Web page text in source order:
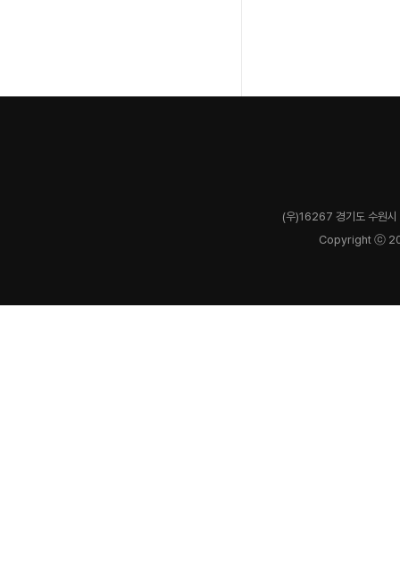
(우)16267 경기도 수원
Copyright ⓒ